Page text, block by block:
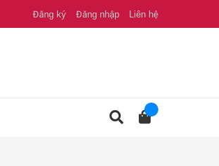
Đăng ký Đăng nhập Liên hệ